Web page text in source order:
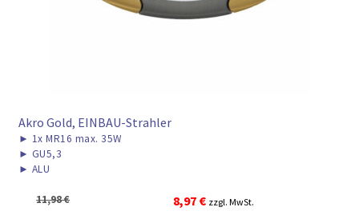
Akro Gold, EINBAU-Strahler
► 1x MR16 max. 35W
► GU5,3
► ALU
11,98€
Ursprünglicher
8,97 €Aktueller
zzgl. MwSt.